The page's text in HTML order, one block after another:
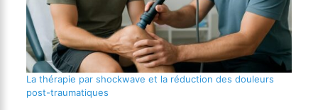
La thérapie par shockwave et la réduction des douleurs
post-traumatiques